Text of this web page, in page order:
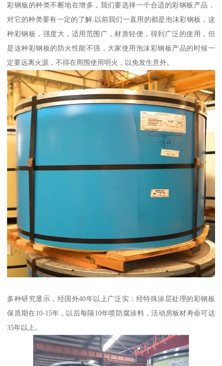
彩钢板的种类不断地在增多，我们要选择一个合适的彩钢板产品，
对它的种类要有一定的了解.以前我们一直用的都是泡沫彩钢板，这
种彩钢板，强度大，适用范围广，材质轻便，得到广泛的使用，但
是这种彩钢板的防火性能不强，大家使用泡沫彩钢板产品的时候一
定要远离火源，不得在周围使用明火，以免发生意外。
多种研究显示，经国外40年以上广泛实：经特殊涂层处理的彩钢板
保质期在10-15年，以后每隔10年喷防腐涂料，活动房板材寿命可达
35年以上。